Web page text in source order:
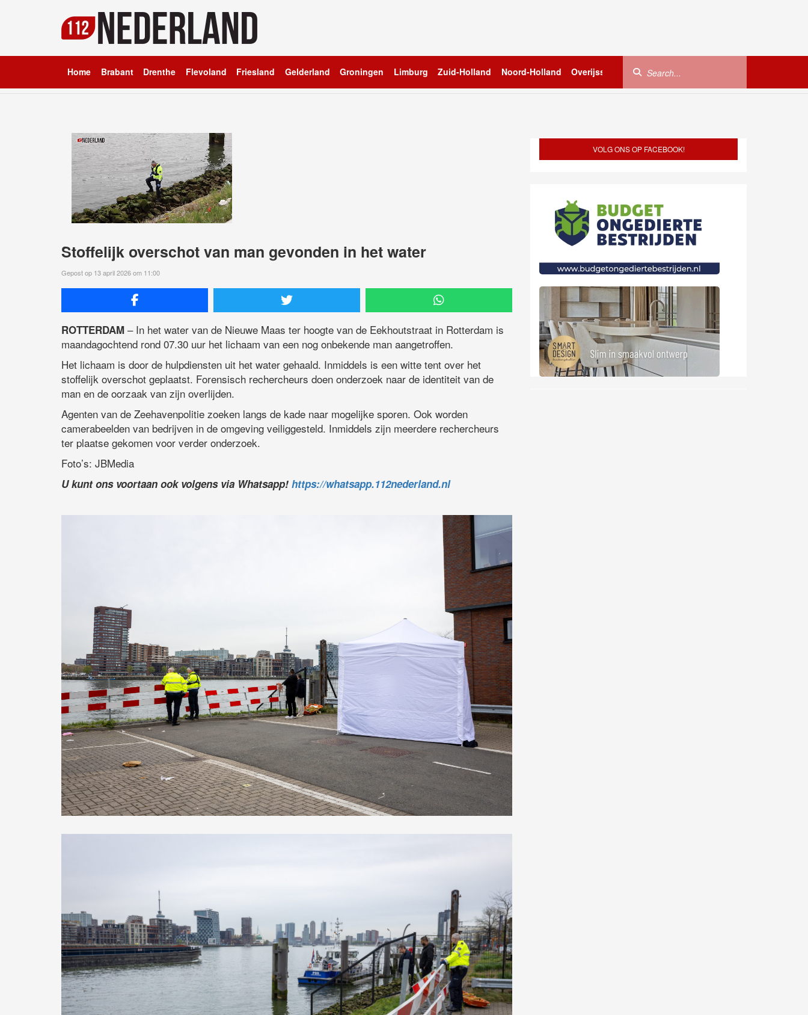
Home Brabant Drenthe Flevoland Friesland Gelderland Groningen Limburg Zuid-Holland Noord-Holland Overijssel Utrecht Zeeland
Stoffelijk overschot van man gevonden in het water
Gepost op 13 april 2026 om 11:00
ROTTERDAM – In het water van de Nieuwe Maas ter hoogte van de Eekhoutstraat in Rotterdam is
maandagochtend rond 07.30 uur het lichaam van een nog onbekende man aangetroffen.
Het lichaam is door de hulpdiensten uit het water gehaald. Inmiddels is een witte tent over het
stoffelijk overschot geplaatst. Forensisch rechercheurs doen onderzoek naar de identiteit van de
man en de oorzaak van zijn overlijden.
Agenten van de Zeehavenpolitie zoeken langs de kade naar mogelijke sporen. Ook worden
camerabeelden van bedrijven in de omgeving veiliggesteld. Inmiddels zijn meerdere rechercheurs
ter plaatse gekomen voor verder onderzoek.
Foto’s: JBMedia
U kunt ons voortaan ook volgens via Whatsapp! https://whatsapp.112nederland.nl
VOLG ONS OP FACEBOOK!